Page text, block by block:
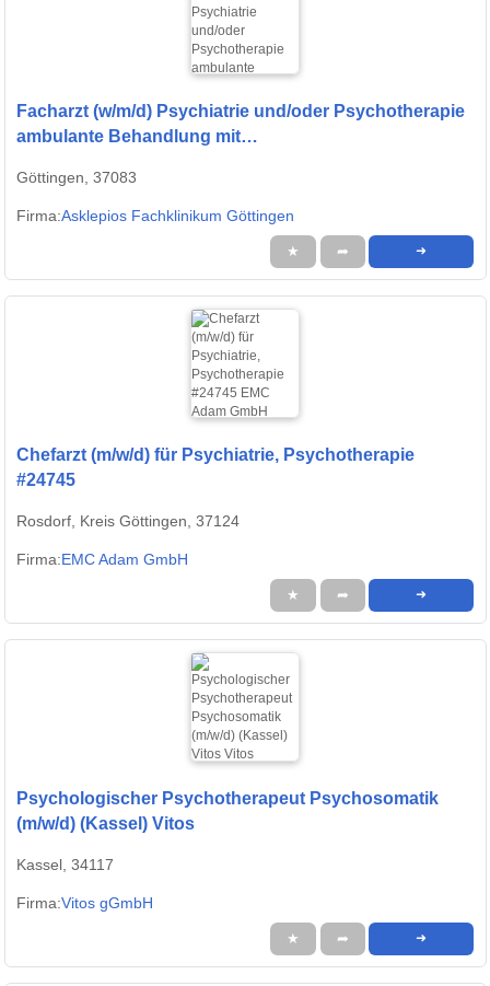
Facharzt (w/m/d) Psychiatrie und/oder Psychotherapie
ambulante Behandlung mit
Göttingen, 37083
Firma:Asklepios Fachklinikum Göttingen
★ ➦ ➜
Chefarzt (m/w/d) für Psychiatrie, Psychotherapie
#24745
Rosdorf, Kreis Göttingen, 37124
Firma:EMC Adam GmbH
★ ➦ ➜
Psychologischer Psychotherapeut Psychosomatik
(m/w/d) (Kassel) Vitos
Kassel, 34117
Firma:Vitos gGmbH
★ ➦ ➜